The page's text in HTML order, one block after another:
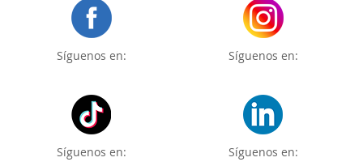
Síguenos en: Síguenos en:
Síguenos en: Síguenos en: